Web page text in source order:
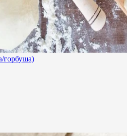
горбуша)